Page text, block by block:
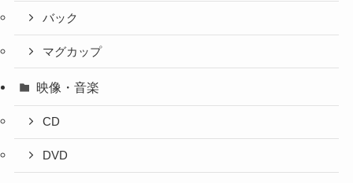
バック
マグカップ
映像・音楽
CD
DVD